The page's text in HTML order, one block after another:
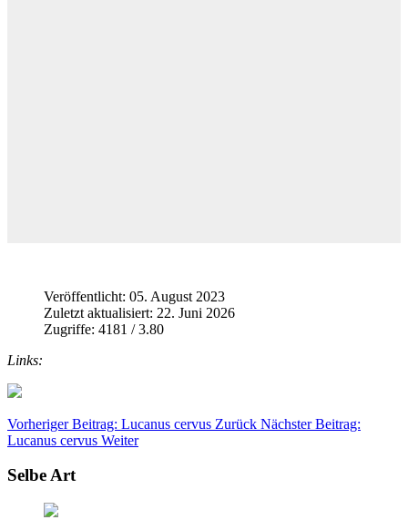
Veröffentlicht: 05. August 2023
Zuletzt aktualisiert: 22. Juni 2026
Zugriffe: 4181 / 3.80
Links:
Vorheriger Beitrag: Lucanus cervus Zurück Nächster Beitrag:
Lucanus cervus Weiter
Selbe Art